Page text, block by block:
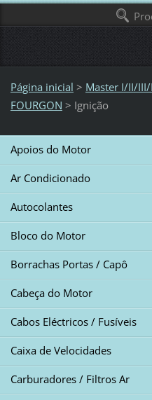
Página inicial > Master I/II/
FOURGON > Ignição
Apoios do Motor
Ar Condicionado
Autocolantes
Bloco do Motor
Borrachas Portas / Capô
Cabeça do Motor
Cabos Eléctricos / Fusíveis
Caixa de Velocidades
Carburadores / Filtros Ar